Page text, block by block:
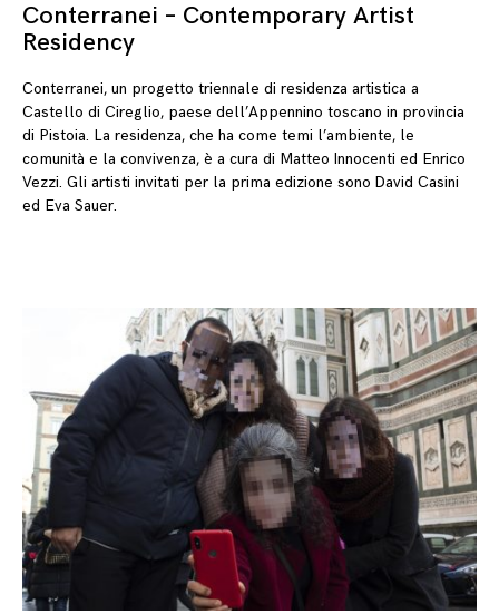
Conterranei – Contemporary Artist
Residency
Conterranei, un progetto triennale di residenza artistica a
Castello di Cireglio, paese dell’Appennino toscano in provincia
di Pistoia. La residenza, che ha come temi l’ambiente, le
comunità e la convivenza, è a cura di Matteo Innocenti ed Enrico
Vezzi. Gli artisti invitati per la prima edizione sono David Casini
ed Eva Sauer.